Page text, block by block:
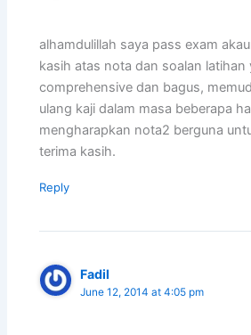
alhamdulillah saya pass exam
kasih atas nota dan soalan latihan
comprehensive dan bagus,
ulang kaji dalam masa beberapa
mengharapkan nota2 berguna
terima kasih.
Reply
Fadil
June 12, 2014 at 4:05 pm